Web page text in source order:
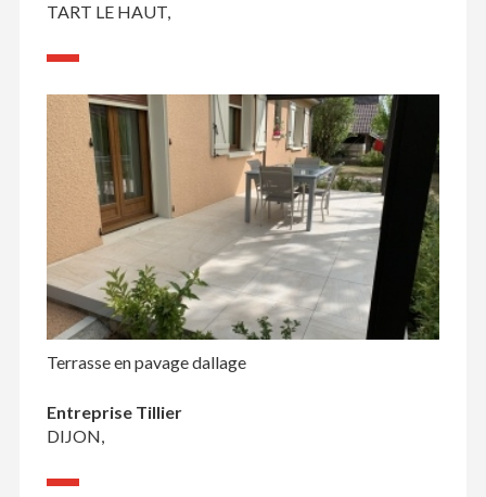
TART LE HAUT,
Terrasse en pavage dallage
Entreprise Tillier
DIJON,